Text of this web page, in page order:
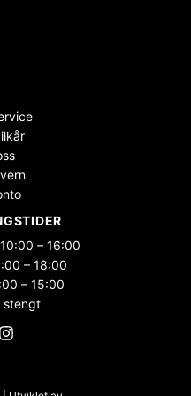
– 16:00
– 18:00
– 15:00
stengt